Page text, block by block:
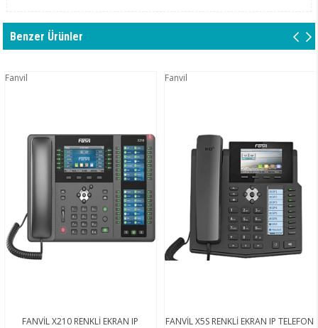
Benzer Ürünler
Fanvil
FANVİL X210 RENKLİ EKRAN IP
Fanvil
FANVİL X5S RENKLİ EKRAN IP TELEFON